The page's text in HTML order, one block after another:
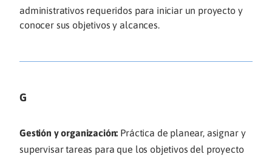
administrativos requeridos para iniciar un proyecto y
conocer sus objetivos y alcances.
G
Gestión y organización: Práctica de planear, asignar y
supervisar tareas para que los objetivos del proyecto